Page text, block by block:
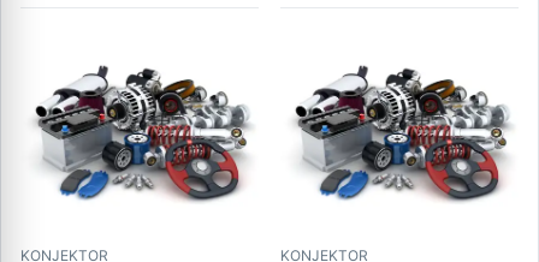
CQ1010539 VRF110A
KONJEKTOR KONJEKTOR